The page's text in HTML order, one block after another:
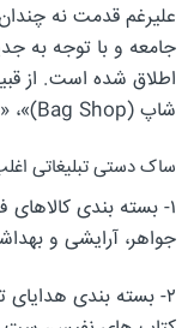
علیرغم قدمت نه
جامعه و با توجه به
اطلاق شده است. از
شاپ (Bag Shop)»، «شاپینگ بگ(Shopping Bag)» و غیره.
ساک دستی تبلیغاتی اغلب
۱- بسته بندی
جواهر، آرایشی و
۲- بسته بندی هدایای